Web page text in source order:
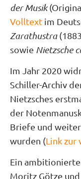
der Musik
Volltext im
Zarathustra
sowie Nietzsche
Im Jahr 2020
Schiller-Archiv
Nietzsches
der
Briefe und
wurden (Link zur
Ein
Moritz Götze